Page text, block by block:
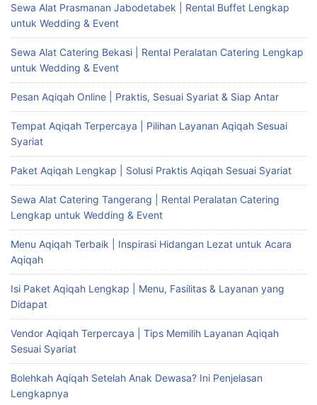
Sewa Alat Prasmanan Jabodetabek | Rental Buffet Lengkap
untuk Wedding & Event
Sewa Alat Catering Bekasi | Rental Peralatan Catering Lengkap
untuk Wedding & Event
Pesan Aqiqah Online | Praktis, Sesuai Syariat & Siap Antar
Tempat Aqiqah Terpercaya | Pilihan Layanan Aqiqah Sesuai
Syariat
Paket Aqiqah Lengkap | Solusi Praktis Aqiqah Sesuai Syariat
Sewa Alat Catering Tangerang | Rental Peralatan Catering
Lengkap untuk Wedding & Event
Menu Aqiqah Terbaik | Inspirasi Hidangan Lezat untuk Acara
Aqiqah
Isi Paket Aqiqah Lengkap | Menu, Fasilitas & Layanan yang
Didapat
Vendor Aqiqah Terpercaya | Tips Memilih Layanan Aqiqah
Sesuai Syariat
Bolehkah Aqiqah Setelah Anak Dewasa? Ini Penjelasan
Lengkapnya